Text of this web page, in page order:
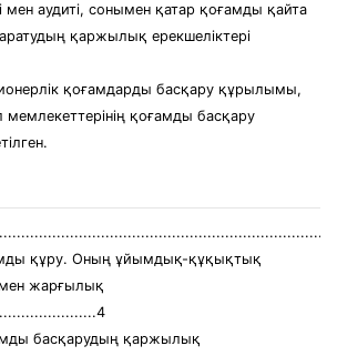
мен аудиті, сонымен қатар қоғамды қайта
қаржылық ерекшеліктері
қоғамдарды басқару құрылымы,
мемлекеттерінің қоғамды басқару
құру. Оның ұйымдық-құқықтық
жарғылық
басқарудың қаржылық